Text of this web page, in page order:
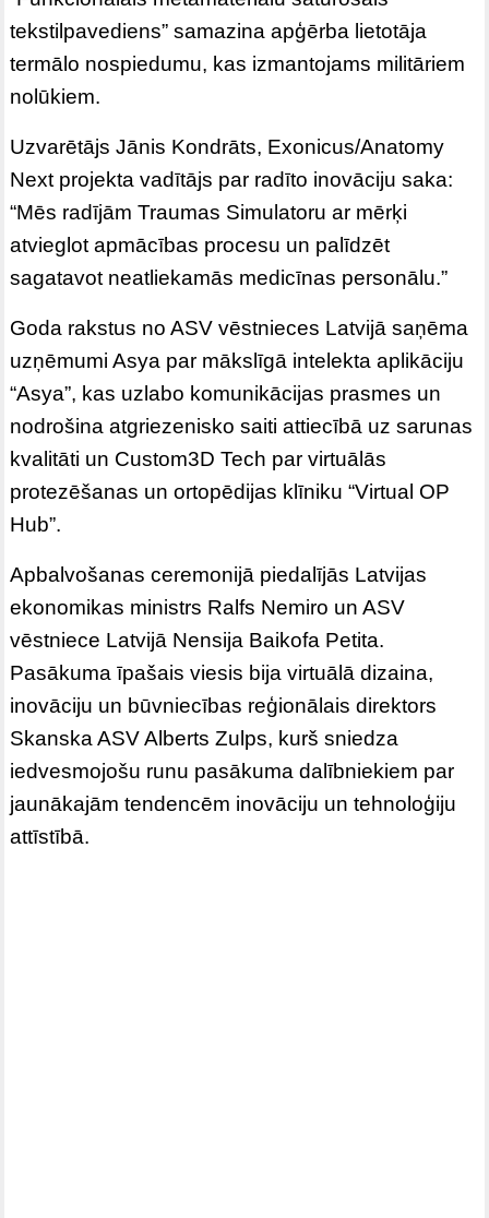
tekstilpavediens” samazina apģērba lietotāja
termālo nospiedumu, kas izmantojams militāriem
nolūkiem.
Uzvarētājs Jānis Kondrāts, Exonicus/Anatomy
Next projekta vadītājs par radīto inovāciju saka:
“Mēs radījām Traumas Simulatoru ar mērķi
atvieglot apmācības procesu un palīdzēt
sagatavot neatliekamās medicīnas personālu.”
Goda rakstus no ASV vēstnieces Latvijā saņēma
uzņēmumi Asya par mākslīgā intelekta aplikāciju
“Asya”, kas uzlabo komunikācijas prasmes un
nodrošina atgriezenisko saiti attiecībā uz sarunas
kvalitāti un Custom3D Tech par virtuālās
protezēšanas un ortopēdijas klīniku “Virtual OP
Hub”.
Apbalvošanas ceremonijā piedalījās Latvijas
ekonomikas ministrs Ralfs Nemiro un ASV
vēstniece Latvijā Nensija Baikofa Petita.
Pasākuma īpašais viesis bija virtuālā dizaina,
inovāciju un būvniecības reģionālais direktors
Skanska ASV Alberts Zulps, kurš sniedza
iedvesmojošu runu pasākuma dalībniekiem par
jaunākajām tendencēm inovāciju un tehnoloģiju
attīstībā.